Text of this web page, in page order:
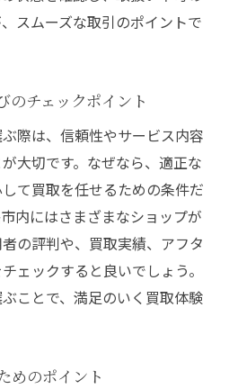
スムーズな取引のポイントで
のチェックポイント
際は、信頼性やサービス内容
大切です。なぜなら、適正な
て買取を任せるための条件だ
内にはさまざまなショップが
の評判や、買取実績、アフタ
ェックすると良いでしょう。
ことで、満足のいく買取体験
めのポイント